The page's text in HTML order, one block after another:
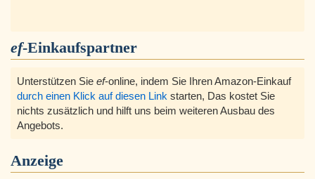
ef-Einkaufspartner
Unterstützen Sie ef-online, indem Sie Ihren Amazon-Einkauf
durch einen Klick auf diesen Link starten, Das kostet Sie
nichts zusätzlich und hilft uns beim weiteren Ausbau des
Angebots.
Anzeige